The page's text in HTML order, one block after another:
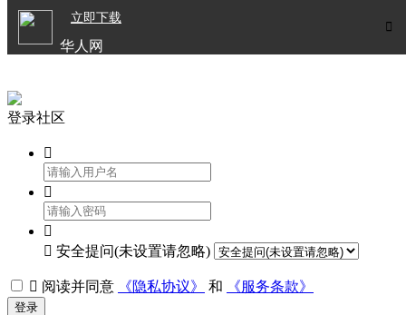

立即下载
华人网
登录社区



 安全提问(未设置请忽略)
 阅读并同意 《隐私协议》 和 《服务条款》
登录